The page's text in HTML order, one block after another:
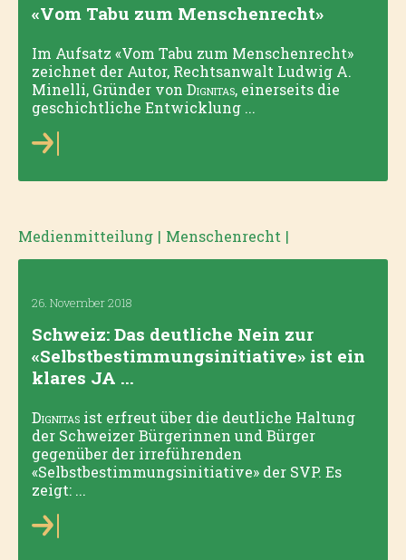
«Vom Tabu zum Menschenrecht»
Im Aufsatz «Vom Tabu zum Menschenrecht»
zeichnet der Autor, Rechtsanwalt Ludwig A.
Minelli, Gründer von Dignitas, einerseits die
geschichtliche Entwicklung ...
Medienmitteilung | Menschenrecht |
26. November 2018
Schweiz: Das deutliche Nein zur
«Selbstbestimmungsinitiative» ist ein
klares JA ...
Dignitasist erfreut über die deutliche Haltung
der Schweizer Bürgerinnen und Bürger
gegenüber der irreführenden
«Selbstbestimmungsinitiative» der SVP. Es
zeigt: ...